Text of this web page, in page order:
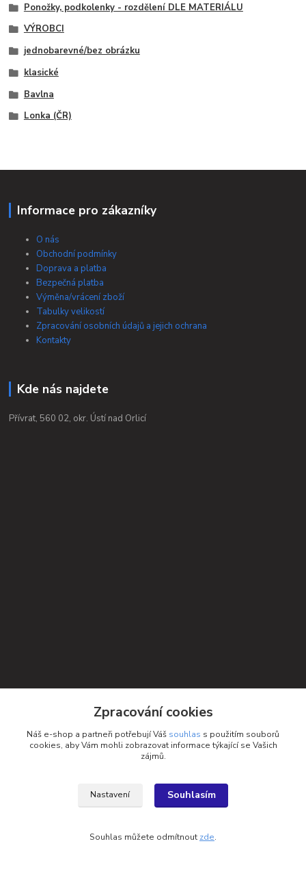
Ponožky, podkolenky - rozdělení DLE MATERIÁLU
VÝROBCI
jednobarevné/bez obrázku
klasické
Bavlna
Lonka (ČR)
Informace pro zákazníky
O nás
Obchodní podmínky
Doprava a platba
Bezpečná platba
Výměna/vrácení zboží
Tabulky velikostí
Zpracování osobních údajů a jejich ochrana
Kontakty
Kde nás najdete
Přívrat, 560 02, okr. Ústí nad Orlicí
Zpracování cookies
Náš e-shop a partneři potřebují Váš souhlas s použitím souborů
cookies, aby Vám mohli zobrazovat informace týkající se Vašich
zájmů.
Nastavení Souhlasím
Souhlas můžete odmítnout zde.